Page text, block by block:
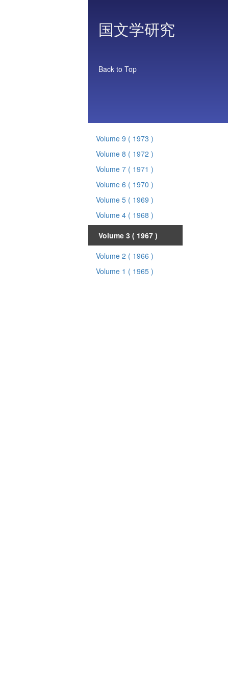
国文学研究
Back to Top
Volume 9 ( 1973 )
Volume 8 ( 1972 )
Volume 7 ( 1971 )
Volume 6 ( 1970 )
Volume 5 ( 1969 )
Volume 4 ( 1968 )
Volume 3 ( 1967 )
Volume 2 ( 1966 )
Volume 1 ( 1965 )